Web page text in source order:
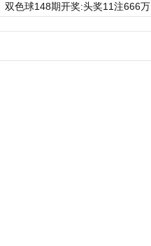
双色球148期开奖:头奖11注666万